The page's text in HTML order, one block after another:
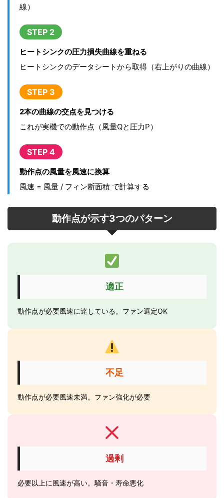
線）
STEP 2
ヒートシンクの圧力損失曲線を重ねる
ヒートシンクのデータシートから取得（右上がりの曲線）
STEP 3
2本の曲線の交点を見つける
これが実機での動作点（風量Qと圧力P）
STEP 4
動作点の風量を風速に換算
風速 = 風量 / フィン断面積 で計算する
動作点が示す3つのパターン
適正
動作点が必要風速に達している。ファン選定OK
不足
動作点が必要風速未満。ファン強化が必要
過剰
必要以上に風速が高い。騒音・寿命悪化